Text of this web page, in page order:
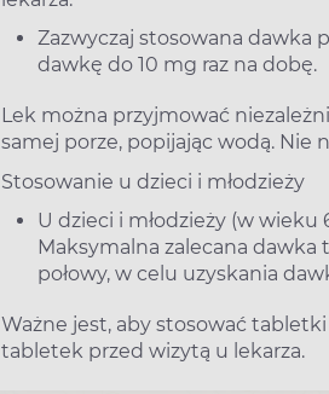
Zazwyczaj stosowana dawka
dawkę do 10 mg raz na dobę.
Lek można przyjmować
samej porze, popijając wodą.
Stosowanie u dzieci i młodzieży
U dzieci i młodzieży (w wieku
Maksymalna zalecana
połowy, w celu uzyskania
Ważne jest, aby stosować
tabletek przed wizytą u lekarza.